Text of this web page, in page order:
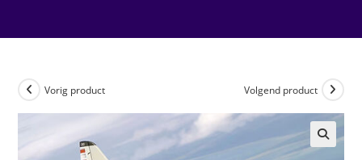
Vorig product Volgend product